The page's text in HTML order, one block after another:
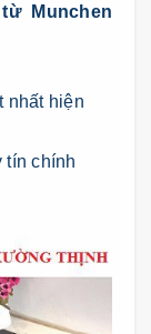
Munchen
nhất hiện
tín chính